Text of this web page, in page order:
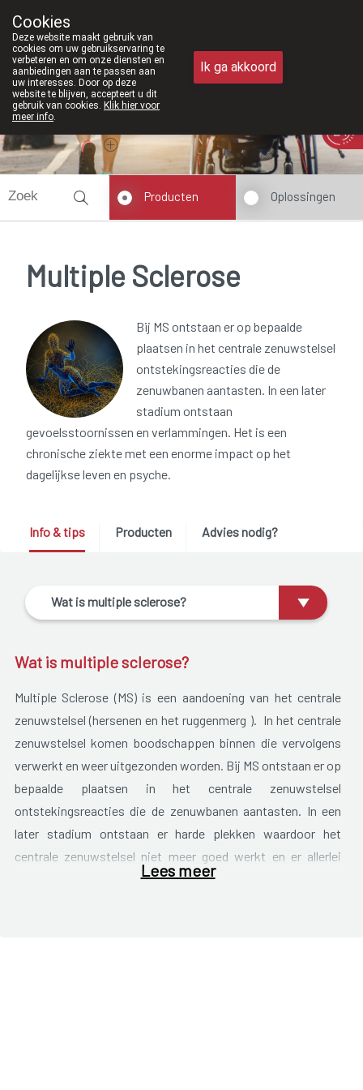
011/610300
Vandaag
Producten Oplossingen
Multiple Sclerose
Bij MS ontstaan er op bepaalde
plaatsen in het centrale zenuwstelsel
ontstekingsreacties die de
zenuwbanen aantasten. In een later
stadium ontstaan
gevoelsstoornissen en verlammingen. Het is een
chronische ziekte met een enorme impact op het
dagelijkse leven en psyche.
Info & tips Producten Advies nodig?
Wat is multiple sclerose?
Wat is multiple sclerose?
Multiple Sclerose (MS) is een aandoening van het centrale
zenuwstelsel (hersenen en het ruggenmerg ). In het centrale
zenuwstelsel komen boodschappen binnen die vervolgens
verwerkt en weer uitgezonden worden. Bij MS ontstaan er op
bepaalde plaatsen in het centrale zenuwstelsel
ontstekingsreacties die de zenuwbanen aantasten. In een
later stadium ontstaan er harde plekken waardoor het
centrale zenuwstelsel niet meer goed werkt en er allerlei
klachten ontstaan zoals verlammingen en stoornissen van
Lees meer
Cookies
Deze website maakt gebruik van
cookies om uw gebruikservaring te
verbeteren en om onze diensten en
aanbiedingen aan te passen aan
uw interesses. Door op deze
website te blijven, accepteert u dit
gebruik van cookies. Klik hier voor
meer info.
Ik ga akkoord